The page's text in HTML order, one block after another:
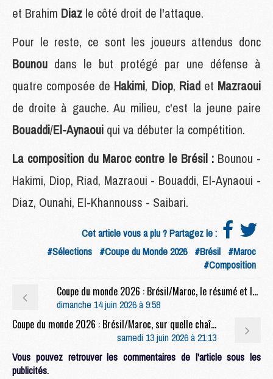
et Brahim Diaz le côté droit de l'attaque.
Pour le reste, ce sont les joueurs attendus donc
Bounou dans le but protégé par une défense à
quatre composée de Hakimi, Diop, Riad et Mazraoui
de droite à gauche. Au milieu, c'est la jeune paire
Bouaddi/El-Aynaoui qui va débuter la compétition.
La composition du Maroc contre le Brésil : Bounou -
Hakimi, Diop, Riad, Mazraoui - Bouaddi, El-Aynaoui -
Diaz, Ounahi, El-Khannouss - Saibari.
Cet article vous a plu ? Partagez le :
#Sélections #Coupe du Monde 2026 #Brésil #Maroc
#Composition
Coupe du monde 2026 : Brésil/Maroc, le résumé et les buts en vidéo
dimanche 14 juin 2026 à 9:58
Coupe du monde 2026 : Brésil/Maroc, sur quelle chaîne et à quelle heure regarder le duel Marquinhos/Hakimi ?
samedi 13 juin 2026 à 21:13
Vous pouvez retrouver les commentaires de l'article sous les
publicités.